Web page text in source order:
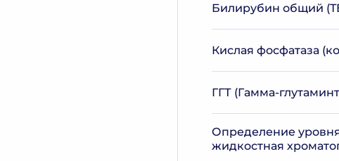
Билирубин общий
Кислая фосфатаза
ГГТ (Гамма-
Определение
жидкостная